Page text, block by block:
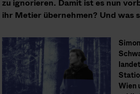
ihr Metier übernehmen? Und was
Wien